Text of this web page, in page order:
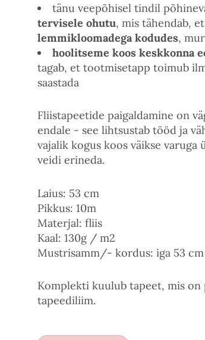
tänu veepõhisel tindil
tervisele ohutu, mis tähendab,
lemmikloomadega kodudes,
hoolitseme koos keskkonna
tagab, et tootmisetapp toimub
saastada
Fliistapeetide paigaldamine on
endale - see lihtsustab tööd ja
vajalik kogus koos väikse
veidi erineda.
Laius: 53 cm
Pikkus: 10m
Materjal: fliis
Kaal: 130g / m2
Mustrisamm/- kordus: iga 53
Komplekti kuulub tapeet, mis on
tapeediliim.